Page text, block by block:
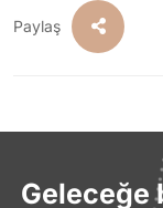
Paylaş
Geleceğe